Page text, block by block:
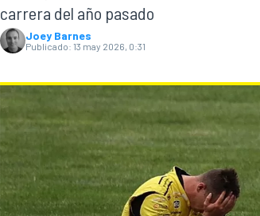
MOTOGP
carrera del año pasado
Joey Barnes
Publicado: 13 may 2026, 0:31